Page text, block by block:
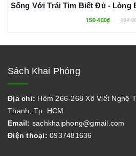
150.400₫
Sách Khai Phóng
Địa chỉ: Hẻm 266-268 Xô Viết Nghệ
Thạnh, Tp. HCM
Email: sachkhaiphong@gmail.com
Điện thoại: 0937481636